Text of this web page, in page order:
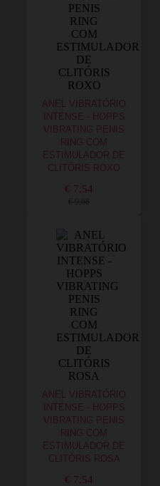
ANEL VIBRATÓRIO
INTENSE - HOPPS
VIBRATING PENIS
RING COM
ESTIMULADOR DE
CLITÓRIS ROXO
€ 7,54
€ 9,08
ANEL VIBRATÓRIO
INTENSE - HOPPS
VIBRATING PENIS
RING COM
ESTIMULADOR DE
CLITÓRIS ROSA
€ 7,54